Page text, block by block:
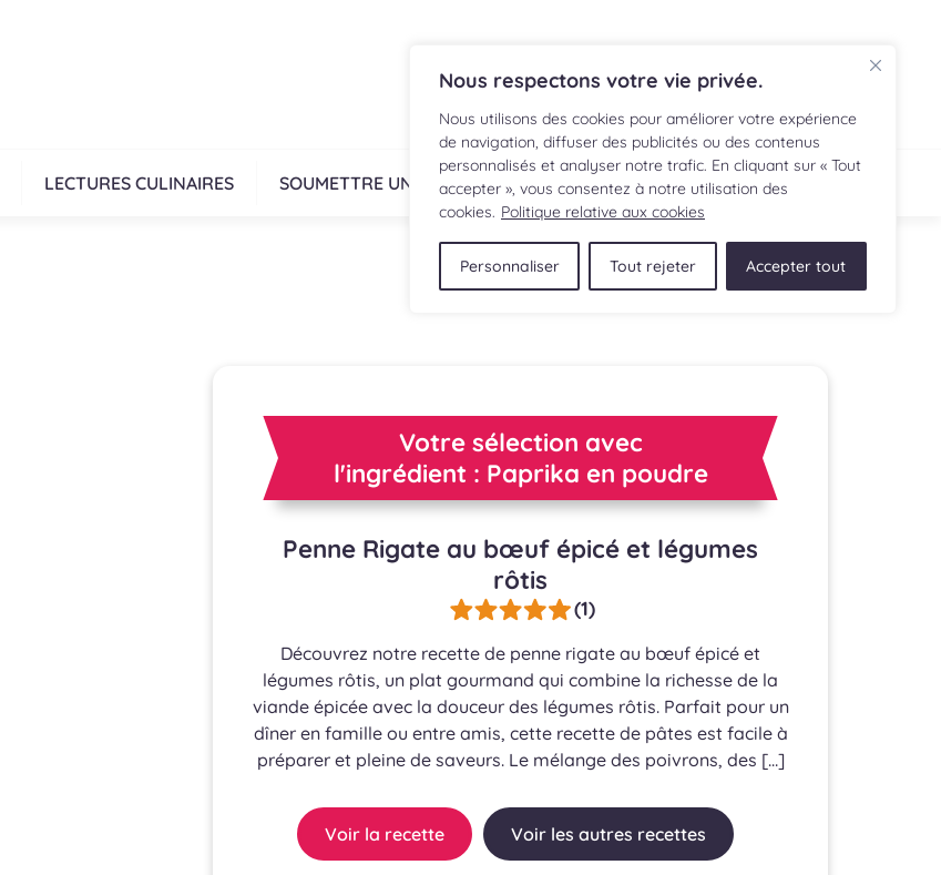
Nous respectons votre vie privée.
Nous utilisons des cookies pour améliorer votre expérience
de navigation, diffuser des publicités ou des contenus
personnalisés et analyser notre trafic. En cliquant sur « Tout
accepter », vous consentez à notre utilisation des
cookies. Politique relative aux cookies
Personnaliser Tout rejeter Accepter tout
LECTURES CULINAIRES SOUMETTRE UNE RECETTE BOUTIQUE
Votre sélection avec
l'ingrédient : Paprika en poudre
Penne Rigate au bœuf épicé et légumes
rôtis
(1)
Découvrez notre recette de penne rigate au bœuf épicé et
légumes rôtis, un plat gourmand qui combine la richesse de la
viande épicée avec la douceur des légumes rôtis. Parfait pour un
dîner en famille ou entre amis, cette recette de pâtes est facile à
préparer et pleine de saveurs. Le mélange des poivrons, des […]
Voir la recette Voir les autres recettes